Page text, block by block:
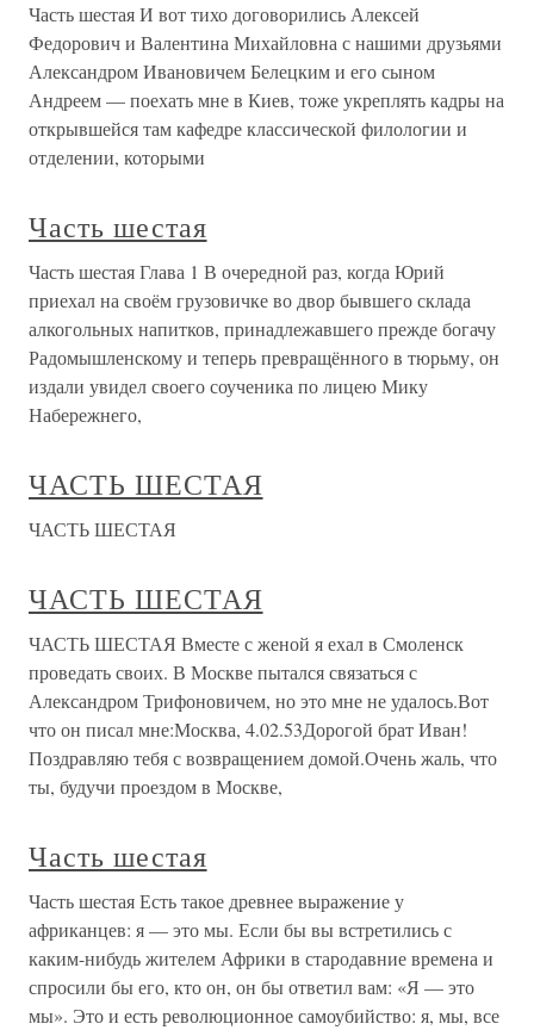
Часть шестая И вот тихо договорились Алексей
Федорович и Валентина Михайловна с нашими друзьями
Александром Ивановичем Белецким и его сыном
Андреем — поехать мне в Киев, тоже укреплять кадры на
открывшейся там кафедре классической филологии и
отделении, которыми
Часть шестая
Часть шестая Глава 1 В очередной раз, когда Юрий
приехал на своём грузовичке во двор бывшего склада
алкогольных напитков, принадлежавшего прежде богачу
Радомышленскому и теперь превращённого в тюрьму, он
издали увидел своего соученика по лицею Мику
Набережнего,
ЧАСТЬ ШЕСТАЯ
ЧАСТЬ ШЕСТАЯ
ЧАСТЬ ШЕСТАЯ
ЧАСТЬ ШЕСТАЯ Вместе с женой я ехал в Смоленск
проведать своих. В Москве пытался связаться с
Александром Трифоновичем, но это мне не удалось.Вот
что он писал мне:Москва, 4.02.53Дорогой брат Иван!
Поздравляю тебя с возвращением домой.Очень жаль, что
ты, будучи проездом в Москве,
Часть шестая
Часть шестая Есть такое древнее выражение у
африканцев: я — это мы. Если бы вы встретились с
каким-нибудь жителем Африки в стародавние времена и
спросили бы его, кто он, он бы ответил вам: «Я — это
мы». Это и есть революционное самоубийство: я, мы, все